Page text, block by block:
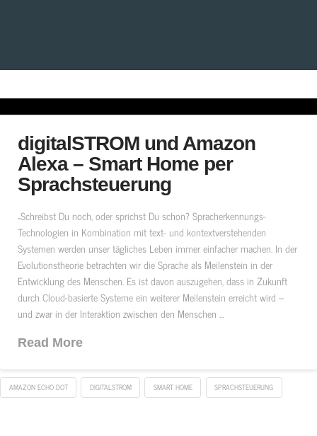
digitalSTROM und Amazon
Alexa – Smart Home per
Sprachsteuerung
„Schreibst Du noch, oder sprichst Du schon? Spracherkennungs-
Technologien in Kombination mit text- und kontextverstehenden
Systemen werden unser tägliches Leben immer einfacher machen. In der
Evolutionstheorie betrachten wir die Sprache als Meilenstein in der
Entwicklung des Menschen. Es ist davon auszugehen, dass in Zukunft
durch Cloud-basierte Systeme ein weiterer Meilenstein erreicht wird –
und zwar in der Interaktion zwischen den Menschen …
Read More
AMAZON ECHO DOT DIGITALSTROM SMART HOME SPRACHSTEUERUNG